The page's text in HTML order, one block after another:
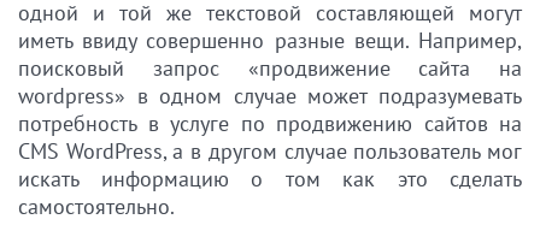
одной и той же текстовой составляющей могут
иметь ввиду совершенно разные вещи. Например,
поисковый запрос «продвижение сайта на
wordpress» в одном случае может подразумевать
потребность в услуге по продвижению сайтов на
CMS WordPress, а в другом случае пользователь мог
искать информацию о том как это сделать
самостоятельно.